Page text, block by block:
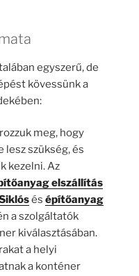
egyszerű, de
kövessünk a
meg, hogy
szükség, és
kezelni. Az
elszállítás
és építőanyag
a szolgáltatók
kiválasztásában.
a helyi
a konténer